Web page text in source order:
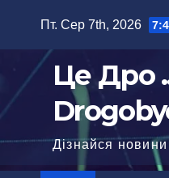
Пт. Сер 7th, 2026
Це Дро
Дізнайся